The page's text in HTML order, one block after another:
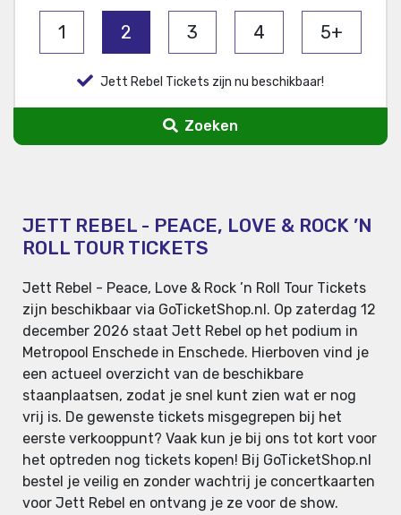
1 2 3 4 5+
Jett Rebel Tickets zijn nu beschikbaar!
Zoeken
JETT REBEL - PEACE, LOVE & ROCK ’N
ROLL TOUR TICKETS
Jett Rebel - Peace, Love & Rock ’n Roll Tour Tickets
zijn beschikbaar via GoTicketShop.nl. Op zaterdag 12
december 2026 staat Jett Rebel op het podium in
Metropool Enschede in Enschede. Hierboven vind je
een actueel overzicht van de beschikbare
staanplaatsen, zodat je snel kunt zien wat er nog
vrij is. De gewenste tickets misgegrepen bij het
eerste verkooppunt? Vaak kun je bij ons tot kort voor
het optreden nog tickets kopen! Bij GoTicketShop.nl
bestel je veilig en zonder wachtrij je concertkaarten
voor Jett Rebel en ontvang je ze voor de show.